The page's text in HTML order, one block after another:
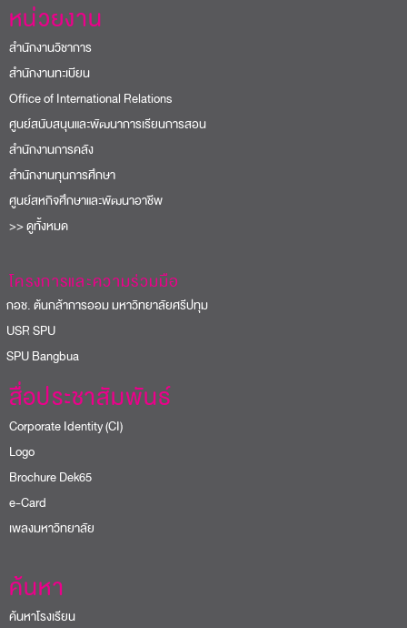
หน่วยงาน
สำนักงานวิชาการ
สำนักงานทะเบียน
Office of International Relations
ศูนย์สนับสนุนและพัฒนาการเรียนการสอน
สำนักงานการคลัง
สำนักงานทุนการศึกษา
ศูนย์สหกิจศึกษาและพัฒนาอาชีพ
>> ดูทั้งหมด
โครงการและความร่วมมือ
ช. ต้นกล้าการออม มหาวิทยาลัยศรีปทุม
SPU
Bangbua
สื่อประชาสัมพันธ์
Corporate Identity (CI)
Logo
Brochure Dek65
e-Card
เพลงมหาวิทยาลัย
ค้นหา
ค้นหาโรงเรียน